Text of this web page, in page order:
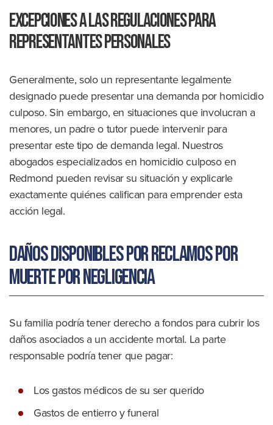
Excepciones a las regulaciones para
representantes personales
Generalmente, solo un representante legalmente
designado puede presentar una demanda por homicidio
culposo. Sin embargo, en situaciones que involucran a
menores, un padre o tutor puede intervenir para
presentar este tipo de demanda legal. Nuestros
abogados especializados en homicidio culposo en
Redmond pueden revisar su situación y explicarle
exactamente quiénes califican para emprender esta
acción legal.
Daños disponibles por reclamos por
muerte por negligencia
Su familia podría tener derecho a fondos para cubrir los
daños asociados a un accidente mortal. La parte
responsable podría tener que pagar:
Los gastos médicos de su ser querido
Gastos de entierro y funeral